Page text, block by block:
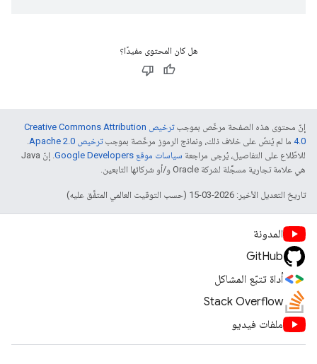
هل كان المحتوى مفيدًا؟
إنّ محتوى هذه الصفحة مرخّص بموجب
ترخيص Creative Commons Attribution
4.0‏ ما لم يُنصّ على خلاف ذلك، ونماذج الرموز مرخّصة بموجبترخيص Apache 2.0‏
.
للاطّلاع على التفاصيل، يُرجى مراجعة سياسات موقع Google Developers‏
. إنّ Java
هي علامة تجارية مسجَّلة لشركة Oracle و/أو شركائها التابعين.
تاريخ التعديل الأخير: 2026-03-15 (حسب التوقيت العالمي المتفَّق عليه)
المدونة
GitHub
أداة تتبّع المشاكل
Stack Overflow
ملفات فيديو